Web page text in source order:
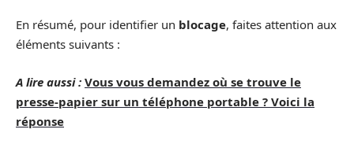
En résumé, pour identifier un blocage, faites attention aux
éléments suivants :
A lire aussi : Vous vous demandez où se trouve le
presse-papier sur un téléphone portable ? Voici la
réponse